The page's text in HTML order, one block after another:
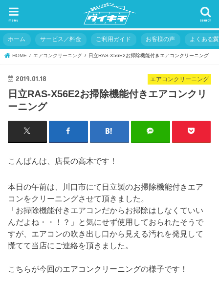
search
menu
ホーム サービス／料金 ご利用ガイド お客様の声 よくある
HOME エアコンクリーニング 日立RAS-X56E2お掃除機能付きエアコンクリーニング
エアコンクリーニング
2019.01.18
日立RAS-X56E2お掃除機能付きエアコンクリ
ーニング
こんばんは、店長の高木です！
本日の午前は、川口市にて日立製のお掃除機能付きエア
コンをクリーニングさせて頂きました。
「お掃除機能付きエアコンだからお掃除はしなくていい
んだよね・・！？」と気にせず使用しておられたそうで
すが、エアコンの吹き出し口から見える汚れを発見して
慌てて当店にご連絡を頂きました。
こちらが今回のエアコンクリーニングの様子です！